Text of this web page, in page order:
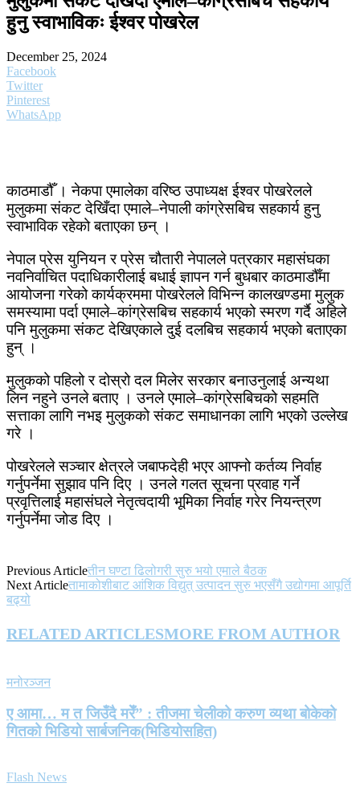
हुनु स्वाभाविकः ईश्वर पोखरेल
December 25, 2024
Facebook
Twitter
Pinterest
WhatsApp
काठमाडौँ । नेकपा एमालेका वरिष्ठ उपाध्यक्ष ईश्वर पोखरेलले
मुलुकमा संकट देखिँदा एमाले–नेपाली कांग्रेसबिच सहकार्य हुनु
स्वाभाविक रहेको बताएका छन् ।
नेपाल प्रेस युनियन र प्रेस चौतारी नेपालले पत्रकार महासंघका
नवनिर्वाचित पदाधिकारीलाई बधाई ज्ञापन गर्न बुधबार काठमाडौँमा
आयोजना गरेको कार्यक्रममा पोखरेलले विभिन्न कालखण्डमा मुलुक
समस्यामा पर्दा एमाले–कांग्रेसबिच सहकार्य भएको स्मरण गर्दै अहिले
पनि मुलुकमा संकट देखिएकाले दुई दलबिच सहकार्य भएको बताएका
हुन् ।
मुलुकको पहिलो र दोस्रो दल मिलेर सरकार बनाउनुलाई अन्यथा
लिन नहुने उनले बताए । उनले एमाले–कांग्रेसबिचको सहमति
सत्ताका लागि नभइ मुलुकको संकट समाधानका लागि भएको उल्लेख
गरे ।
पोखरेलले सञ्चार क्षेत्रले जबाफदेही भएर आफ्नो कर्तव्य निर्वाह
गर्नुपर्नेमा सुझाव पनि दिए । उनले गलत सूचना प्रवाह गर्ने
प्रवृत्तिलाई महासंघले नेतृत्वदायी भूमिका निर्वाह गरेर नियन्त्रण
गर्नुपर्नेमा जोड दिए ।
Previous Articleतीन घण्टा ढिलोगरी सुरु भयो एमाले बैठक
Next Articleतामाकोशीबाट आंशिक विद्युत् उत्पादन सुरु भएसँगै उद्योगमा आपूर्ति
बढ्यो
RELATED ARTICLESMORE FROM AUTHOR
मनोरञ्जन
ए आमा… म त जिउँदै मरेँ” : तीजमा चेलीको करुण व्यथा बोकेको
गितको भिडियो सार्बजनिक(भिडियोसहित)
Flash News